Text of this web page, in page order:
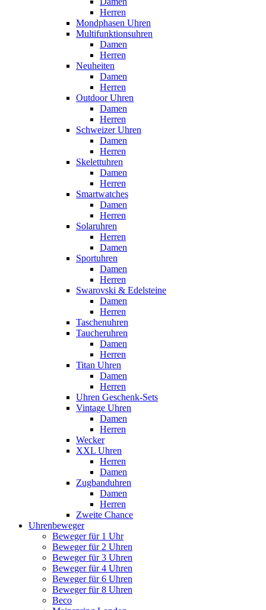
Herren
Mondphasen Uhren
Multifunktionsuhren
Damen
Herren
Neuheiten
Damen
Herren
Outdoor Uhren
Damen
Herren
Schweizer Uhren
Damen
Herren
Skelettuhren
Damen
Herren
Smartwatches
Damen
Herren
Solaruhren
Herren
Damen
Sportuhren
Damen
Herren
Swarovski & Edelsteine
Damen
Herren
Taschenuhren
Taucheruhren
Damen
Herren
Titan Uhren
Damen
Herren
Uhren Geschenk-Sets
Vintage Uhren
Damen
Herren
Wecker
XXL Uhren
Herren
Damen
Zugbanduhren
Damen
Herren
Zweite Chance
Uhrenbeweger
Beweger für 1 Uhr
Beweger für 2 Uhren
Beweger für 3 Uhren
Beweger für 4 Uhren
Beweger für 6 Uhren
Beweger für 8 Uhren
Beco